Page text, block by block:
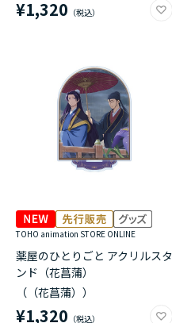
¥1,320
TOHO animation STORE ONLINE
薬屋のひとりごと アクリルスタ
ンド（花菖蒲）
（（花菖蒲））
¥1,320